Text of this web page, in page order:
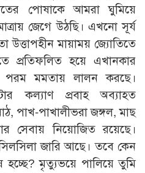
পোষাকে আমরা ঘুমিয়ে
জেগে উঠছি। এখনো সূর্য
উত্তাপহীন মায়াময় জ্যোতিতে
প্রতিফলিত হয়ে এখানকার
পরম মমতায় লালন করছে।
কল্যাণ প্রবাহ অব্যাহত
পাখ-পাখালীভরা জঙ্গল, মাছ
সেবায় নিয়োজিত রয়েছে।
জারি আছে। তবে কেন
মৃত্যুভয়ে পালিয়ে তুমি